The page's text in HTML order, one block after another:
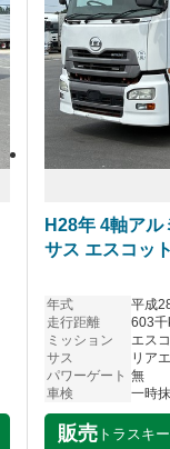
H28年 4軸ア
サス エスコッ
年式
平成
走行距離
603千
ミッション
サス
リア
パワーゲート 無
車検
一時
販売トラスキー